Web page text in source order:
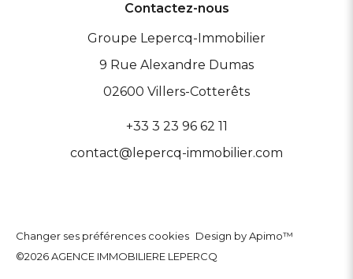
Contactez-nous
Groupe Lepercq-Immobilier
9 Rue Alexandre Dumas
02600 Villers-Cotterêts
+33 3 23 96 62 11
contact@lepercq-immobilier.com
Changer ses préférences cookies Design byApimo™
©2026 AGENCE IMMOBILIERE LEPERCQ